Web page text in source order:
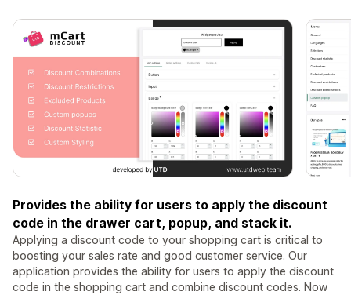
Provides the ability for users to apply the discount
code in the drawer cart, popup, and stack it.
Applying a discount code to your shopping cart is critical to
boosting your sales rate and good customer service. Our
application provides the ability for users to apply the discount
code in the shopping cart and combine discount codes. Now